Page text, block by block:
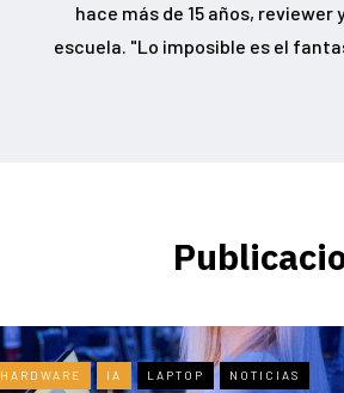
hace más de 15 años,
escuela. "Lo imposible es el
HARDWARE IA LAPTOP NOTICIAS